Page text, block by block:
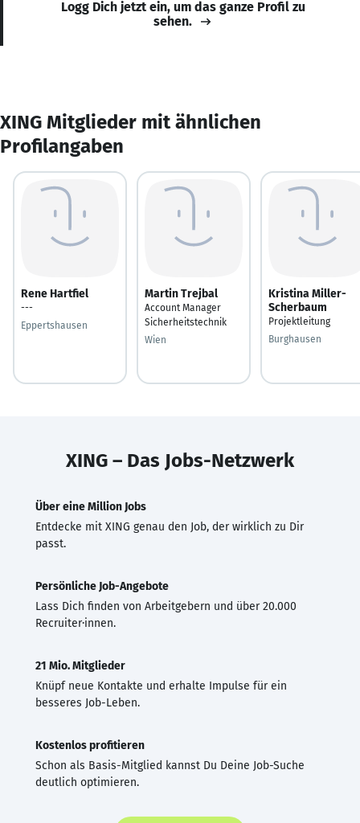
Logg Dich jetzt ein, um das ganze Profil zu
sehen.
XING Mitglieder mit ähnlichen
Profilangaben
Rene Hartfiel
---
Eppertshausen
Martin Trejbal
Account Manager
Sicherheitstechnik
Wien
Kristina Miller-
Scherbaum
Projektleitung
Burghausen
XING – Das Jobs-Netzwerk
Über eine Million Jobs
Entdecke mit XING genau den Job, der wirklich zu Dir
passt.
Persönliche Job-Angebote
Lass Dich finden von Arbeitgebern und über 20.000
Recruiter·innen.
21 Mio. Mitglieder
Knüpf neue Kontakte und erhalte Impulse für ein
besseres Job-Leben.
Kostenlos profitieren
Schon als Basis-Mitglied kannst Du Deine Job-Suche
deutlich optimieren.